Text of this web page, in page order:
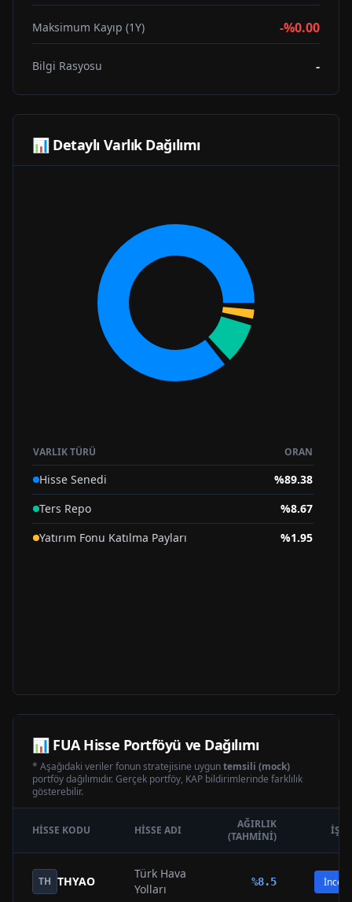
Maksimum Kayıp (1Y) -%0.00
Bilgi Rasyosu -
📊 Detaylı Varlık Dağılımı
VARLIK TÜRÜ ORAN
Hisse Senedi %89.38
Ters Repo
%8.67
Yatırım Fonu Katılma Payları
%1.95
📊 FUAHisse Portföyü ve Dağılımı
* Aşağıdaki veriler fonun stratejisine uyguntemsili (mock)
portföy dağılımıdır. Gerçek portföy, KAP bildirimlerinde farklılık
gösterebilir.
HISSE KODU HISSE ADI
AĞIRLIK
(TAHMINI)
TH THYAO
Türk Hava
Yolları
%8.5 İncele